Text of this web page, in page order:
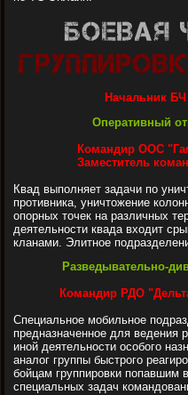
Начальник БЧ
Оперативный
Командир ООС
Заместитель
Квад выполняет задачи по
противника, уничтожение
опорных точек на различных
деятельности квада входит
кланами. Элитное
Разведывательно-
Командир РДО
Специальное мобильное
предназначенное для ведения
иной деятельности особого
аналог группы быстрого
бойцам группировки попавшим
специальных задач